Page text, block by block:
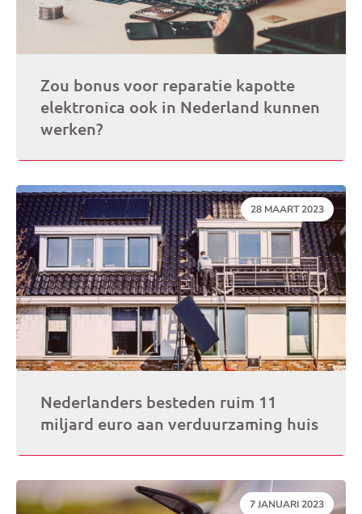
Zou bonus voor reparatie kapotte
elektronica ook in Nederland kunnen
werken?
DATUM:
28 MAART 2023
Nederlanders besteden ruim 11
miljard euro aan verduurzaming huis
DATUM:
7 JANUARI 2023